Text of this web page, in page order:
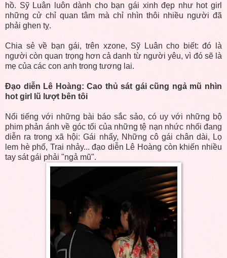
hồ. Sỹ Luân luôn dành cho bạn gái xinh đẹp như hot girl
những cử chỉ quan tâm mà chỉ nhìn thôi nhiều người đã
phải ghen tỵ.
Chia sẻ về bạn gái, trên xzone, Sỹ Luân cho biết: đó là
người còn quan trọng hơn cả danh từ người yêu, vì đó sẽ là
mẹ của các con anh trong tương lai.
Đạo diễn Lê Hoàng: Cao thủ sát gái cũng ngả mũ nhìn
hot girl lũ lượt bên tôi
Nổi tiếng với những bài báo sắc sảo, có uy với những bộ
phim phản ánh về góc tối của những tệ nạn nhức nhối đang
diễn ra trong xã hội: Gái nhẩy, Những cô gái chân dài, Lọ
lem hè phố, Trai nhảy... đạo diễn Lê Hoàng còn khiến nhiều
tay sát gái phải "ngả mũ".